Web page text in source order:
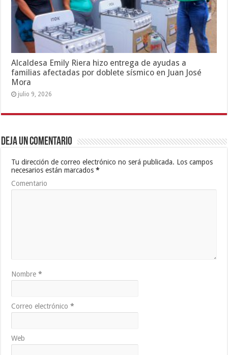
Alcaldesa Emily Riera hizo entrega de ayudas a
familias afectadas por doblete sísmico en Juan José
Mora
julio 9, 2026
Deja un comentario
Tu dirección de correo electrónico no será publicada. Los campos
necesarios están marcados*
Comentario
Nombre*
Correo electrónico*
Web